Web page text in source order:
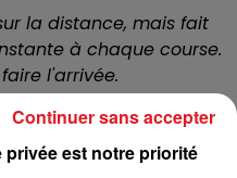
la distance, mais fait
à chaque course.
l'arrivée.
est à effaçer, elle a déjà
et on doit la
accessits.
est notre priorité
Continuer sans accepter